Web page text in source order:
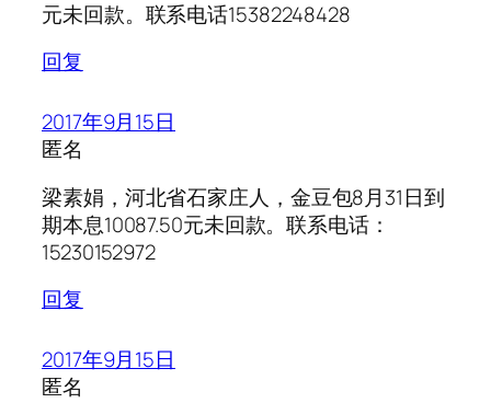
元未回款。联系电话15382248428
回复
2017年9月15日
匿名
梁素娟，河北省石家庄人，金豆包8月31日到
期本息10087.50元未回款。联系电话：
15230152972
回复
2017年9月15日
匿名